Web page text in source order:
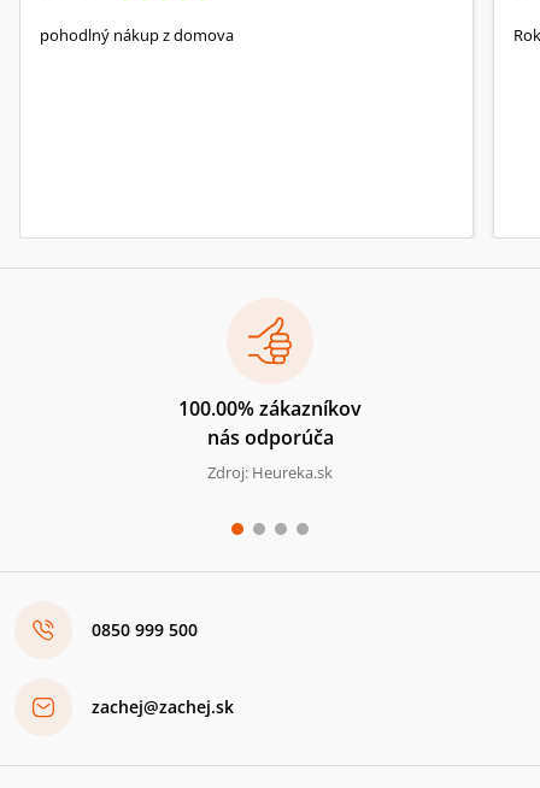
pohodlný nákup z domova
100.00% zákazníkov
nás odporúča
Zdroj: Heureka.sk
0850 999 500
zachej@zachej.sk